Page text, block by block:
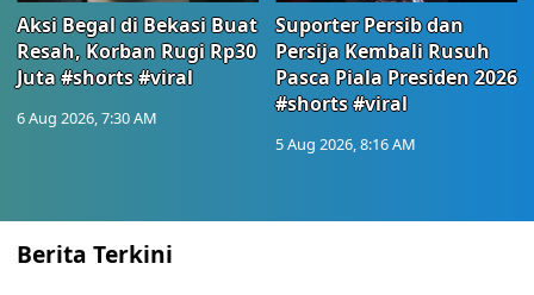
Aksi Begal di Bekasi Buat
Resah, Korban Rugi Rp30
Juta #shorts #viral
6 Aug 2026, 7:30 AM
Suporter Persib dan
Persija Kembali Rusuh
Pasca Piala Presiden 2026
#shorts #viral
5 Aug 2026, 8:16 AM
Berita Terkini